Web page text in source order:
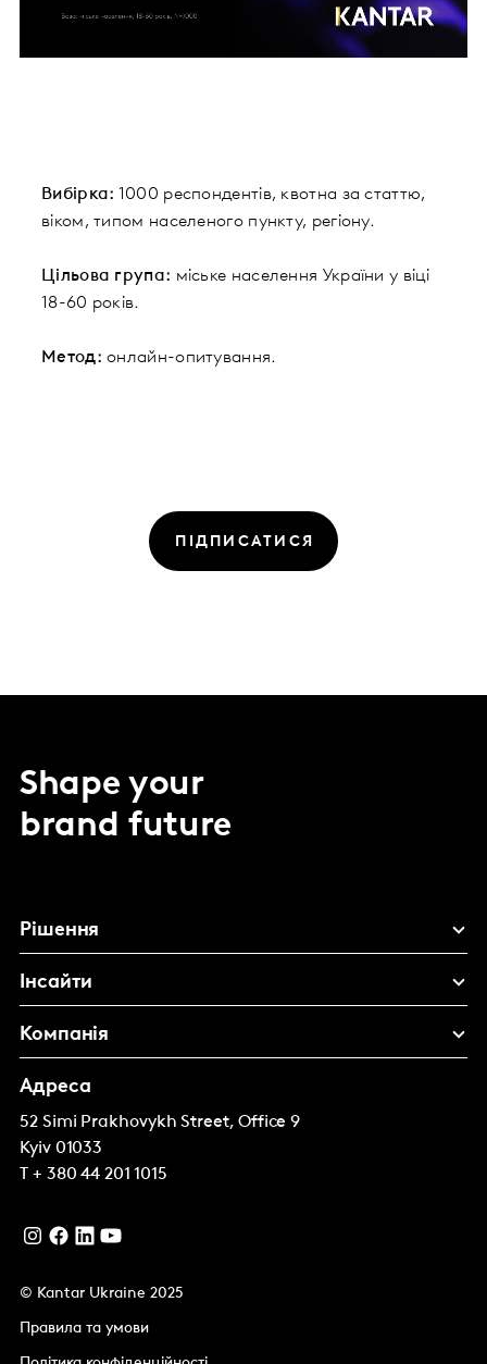
Вибірка: 1000 респондентів, квотна за статтю,
віком, типом населеного пункту, регіону.
Цільова група: міське населення України у віці
18-60 років.
Метод: онлайн-опитування.
ПІДПИСАТИСЯ
Shape your
brand future
Рішення
Інсайти
Компанія
Адреса
52 Simi Prakhovykh Street, Office 9
Kyiv 01033
T + 380 44 201 1015
© Kantar Ukraine 2025
Правила та умови